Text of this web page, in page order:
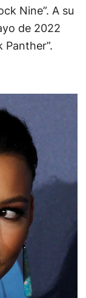
Nine”. A su
de 2022
Panther”.